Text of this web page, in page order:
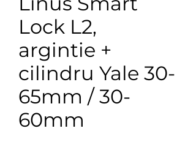
Lock L2,
argintie +
cilindru Yale 30-
65mm / 30-
60mm